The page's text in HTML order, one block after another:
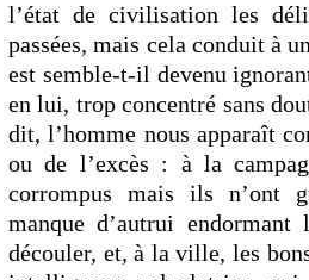
l’état de civilisation les
passées, mais cela conduit à
est semble-t-il devenu
en lui, trop concentré sans
dit, l’homme nous apparaît
ou de l’excès : à la
corrompus mais ils n’ont
manque d’autrui
découler, et, à la ville, les